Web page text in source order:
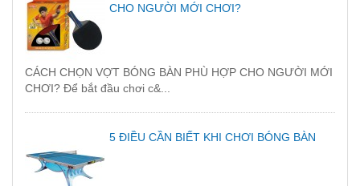
CHO NGƯỜI MỚI CHƠI?
CÁCH CHỌN VỢT BÓNG BÀN PHÙ HỢP CHO NGƯỜI MỚI
CHƠI? Để bắt đầu chơi c&...
5 ĐIỀU CẦN BIẾT KHI CHƠI BÓNG BÀN